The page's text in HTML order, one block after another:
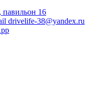
павильон 16
drivelife-38@yandex.ru